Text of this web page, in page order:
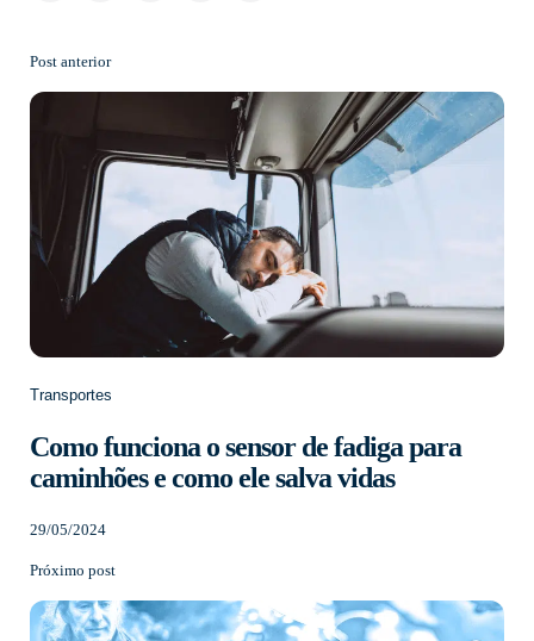
Post anterior
Transportes
Como funciona o sensor de fadiga para
caminhões e como ele salva vidas
29/05/2024
Próximo post